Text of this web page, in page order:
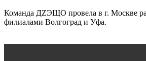
Команда ДZЭЩО провела в г. Москве
филиалами Волгоград и Уфа.